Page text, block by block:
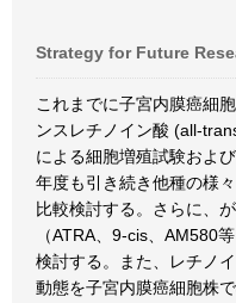
Strategy for Future
これまでに子宮内膜癌細
ンスレチノイン酸 (all-
による細胞増殖試験およ
年度も引き続き他種の様
比較検討する。さらに、
（ATRA、9-cis、AM580
検討する。また、レチノ
動態を子宮内膜癌細胞株